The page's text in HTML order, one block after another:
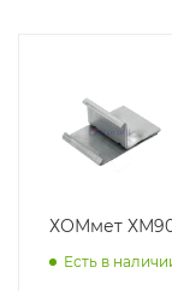
ХОМмет
Есть в